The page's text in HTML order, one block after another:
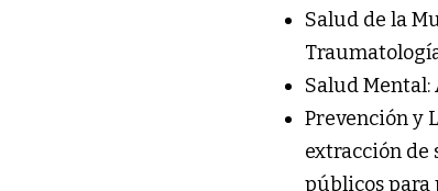
Salud de la
Salud
Prevención y
extracción de
públicos para